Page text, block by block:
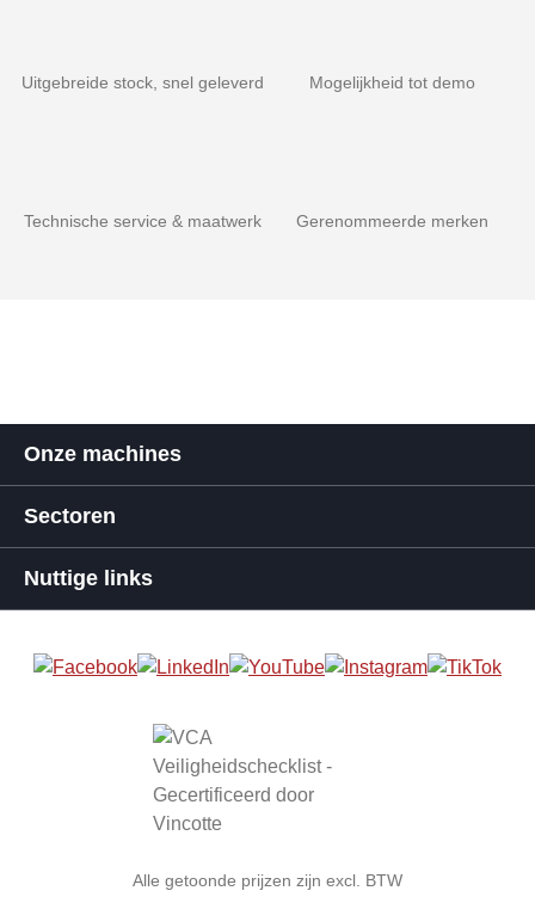
Uitgebreide stock, snel geleverd Mogelijkheid tot demo
Technische service & maatwerk Gerenommeerde merken
Onze machines
Sectoren
Nuttige links
Alle getoonde prijzen zijn excl. BTW